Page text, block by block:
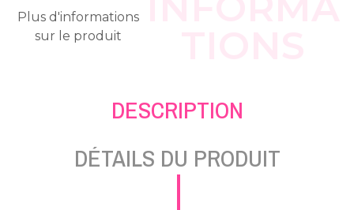
Plus d'informations
sur le produit
DESCRIPTION
DÉTAILS DU PRODUIT